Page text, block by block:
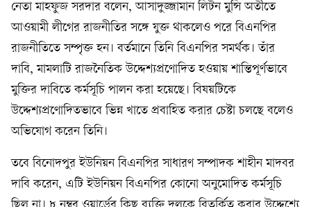
নেতা মাহফুজ সরদার বলেন, আসাদুজ্জামান লিটন মুন্সি অতীতে
আওয়ামী লীগের রাজনীতির সঙ্গে যুক্ত থাকলেও পরে বিএনপির
রাজনীতিতে সম্পৃক্ত হন। বর্তমানে তিনি বিএনপির সমর্থক। তাঁর
দাবি, মামলাটি রাজনৈতিক উদ্দেশ্যপ্রণোদিত হওয়ায় শান্তিপূর্ণভাবে
মুক্তির দাবিতে কর্মসূচি পালন করা হয়েছে। বিষয়টিকে
উদ্দেশ্যপ্রণোদিতভাবে ভিন্ন খাতে প্রবাহিত করার চেষ্টা চলছে বলেও
অভিযোগ করেন তিনি।
তবে বিনোদপুর ইউনিয়ন বিএনপির সাধারণ সম্পাদক শাহীন মাদবর
দাবি করেন, এটি ইউনিয়ন বিএনপির কোনো অনুমোদিত কর্মসূচি